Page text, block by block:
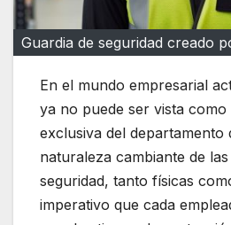
Guardia de seguridad creado
En el mundo empresarial
ya no puede ser vista
exclusiva del departamento
naturaleza cambiante de
seguridad, tanto físicas
imperativo que cada